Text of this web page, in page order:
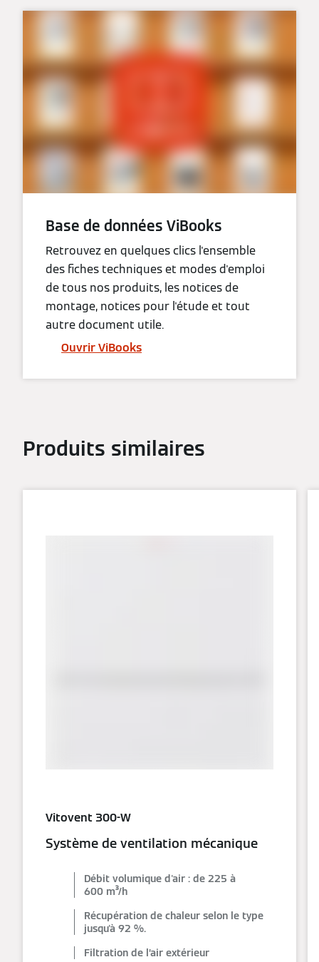
Base de données ViBooks
Retrouvez en quelques clics l'ensemble
des fiches techniques et modes d'emploi
de tous nos produits, les notices de
montage, notices pour l'étude et tout
autre document utile.
Ouvrir ViBooks
Produits similaires
Vitovent 300-W
Système de ventilation mécanique
Débit volumique d'air : de 225 à
600 m³/h
Récupération de chaleur selon le type
jusqu'à 92 %.
Filtration de l’air extérieur